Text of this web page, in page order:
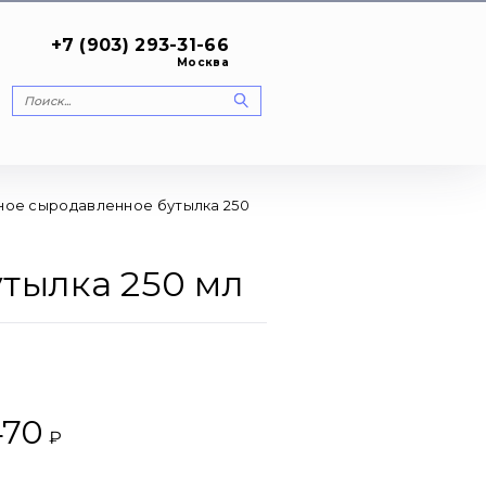
+7 (903) 293-31-66
Москва
сыродавленное бутылка 250
250 мл
₽